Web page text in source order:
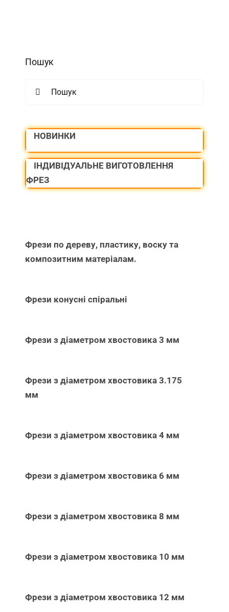
Пошук
НОВИНКИ
ІНДИВІДУАЛЬНЕ ВИГОТОВЛЕННЯ
ФРЕЗ
Фрези по дереву, пластику, воску та
композитним матеріалам.
Фрези конусні спіральні
Фрези з діаметром хвостовика 3 мм
Фрези з діаметром хвостовика 3.175
мм
Фрези з діаметром хвостовика 4 мм
Фрези з діаметром хвостовика 6 мм
Фрези з діаметром хвостовика 8 мм
Фрези з діаметром хвостовика 10 мм
Фрези з діаметром хвостовика 12 мм